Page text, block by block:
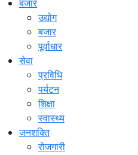
बजार
उद्योग
बजार
पूर्वाधार
सेवा
प्रविधि
पर्यटन
शिक्षा
स्वास्थ्य
जनशक्ति
रोजगारी